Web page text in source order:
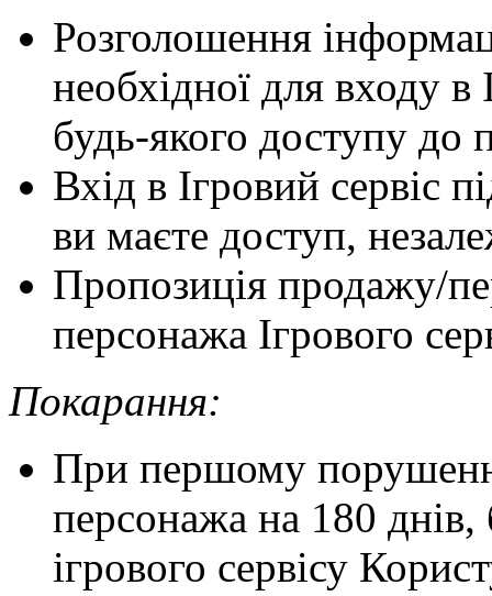
Розголошення
необхідної для входу в
будь-якого доступу до
Вхід в Ігровий сервіс
ви маєте доступ,
Пропозиція продажу/
персонажа Ігрового
Покарання:
При першому
персонажа на 180 днів,
ігрового сервісу